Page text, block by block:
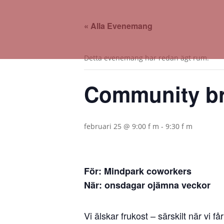
« Alla Evenemang
Detta evenemang har redan ägt rum.
Community
februari 25 @ 9:00 f m - 9:30 f m
För: Mindpark coworkers
När: onsdagar ojämna veckor
Vi älskar frukost – särskilt när vi